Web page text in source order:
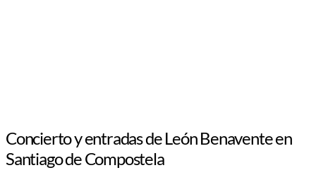
Concierto y entradas de León Benavente en
Santiago de Compostela